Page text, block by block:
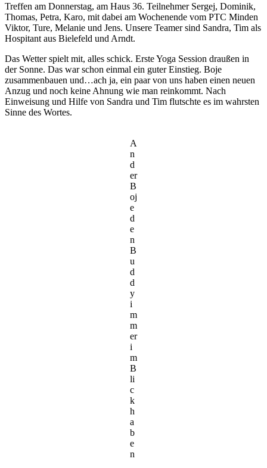
Treffen am Donnerstag, am Haus 36. Teilnehmer Sergej, Dominik,
Thomas, Petra, Karo, mit dabei am Wochenende vom PTC Minden
Viktor, Ture, Melanie und Jens. Unsere Teamer sind Sandra, Tim als
Hospitant aus Bielefeld und Arndt.
Das Wetter spielt mit, alles schick. Erste Yoga Session draußen in
der Sonne. Das war schon einmal ein guter Einstieg. Boje
zusammenbauen und…ach ja, ein paar von uns haben einen neuen
Anzug und noch keine Ahnung wie man reinkommt. Nach
Einweisung und Hilfe von Sandra und Tim flutschte es im wahrsten
Sinne des Wortes.
A
n
d
er
B
oj
e
d
e
n
B
u
d
d
y
i
m
m
er
i
m
B
li
c
k
h
a
b
e
n